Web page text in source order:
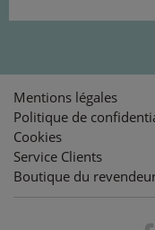
Mentions légales
Politique de
Cookies
Service Clients
Boutique du